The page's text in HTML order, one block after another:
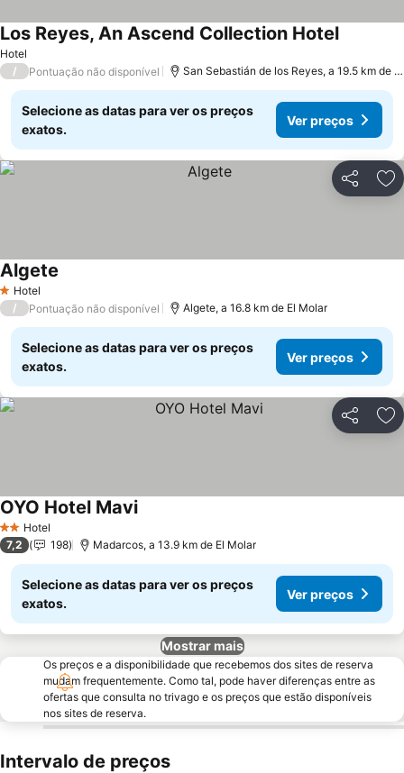
Hotel
Los Reyes, An Ascend Collection Hotel
/ Pontuação não disponível San Sebastián de los Reyes, a 19.5 km de El Molar
Selecione as datas para ver os preços
exatos.
Ver preços
Partilhar
1 Estrelas
Hotel
Algete
/ Pontuação não disponível Algete, a 16.8 km de El Molar
Selecione as datas para ver os preços
exatos.
Ver preços
Partilhar
2 Estrelas
Hotel
OYO Hotel Mavi
7,2 198 Madarcos, a 13.9 km de El Molar
Selecione as datas para ver os preços
exatos.
Ver preços
Mostrar mais
Os preços e a disponibilidade que recebemos dos sites de reserva
mudam frequentemente. Como tal, pode haver diferenças entre as
ofertas que consulta no trivago e os preços que estão disponíveis
nos sites de reserva.
Intervalo de preços